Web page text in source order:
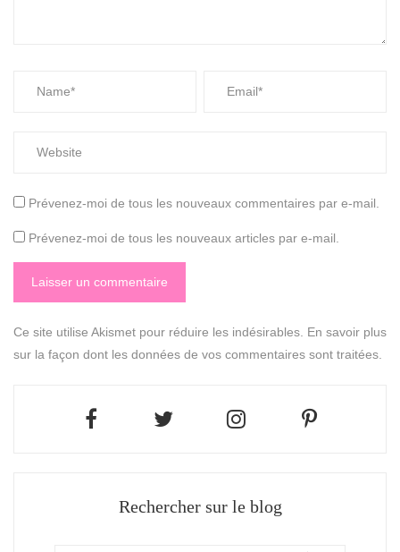
Prévenez-moi de tous les nouveaux commentaires par e-mail.
Prévenez-moi de tous les nouveaux articles par e-mail.
Ce site utilise Akismet pour réduire les indésirables. En savoir plus
sur la façon dont les données de vos commentaires sont traitées
Rechercher sur le blog